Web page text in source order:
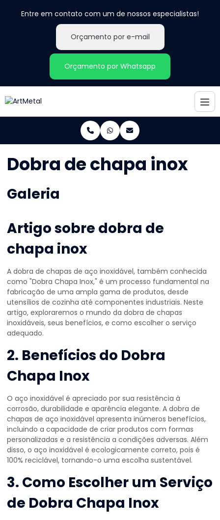
Entre em contato com um de nossos especialistas!
Orçamento por e-mail
Orçamento por Whatsapp
Dobra de chapa inox
Galeria
Artigo sobre dobra de
chapa inox
A dobra de chapas de aço inoxidável, também conhecida
como "Dobra Chapa Inox," é um processo fundamental na
fabricação de uma ampla gama de produtos, desde
utensílios de cozinha até componentes industriais. Neste
artigo, exploraremos o mundo da dobra de chapas
inoxidáveis, seus benefícios, e como escolher o serviço
adequado.
2. Benefícios do Dobra
Chapa Inox
O aço inoxidável é apreciado por sua resistência à
corrosão, durabilidade e aparência elegante. A dobra de
chapas de aço inoxidável apresenta inúmeros benefícios,
incluindo a capacidade de criar produtos com formas
personalizadas e a resistência a condições adversas. Além
disso, o aço inoxidável é ecologicamente correto, pois é
100% reciclável, tornando-o uma escolha sustentável.
3. Como Escolher um Serviço
de Dobra Chapa Inox